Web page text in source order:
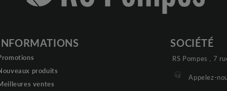
produits
ventes
SOCIÉTÉ
RS Pompes , 7
Appelez-